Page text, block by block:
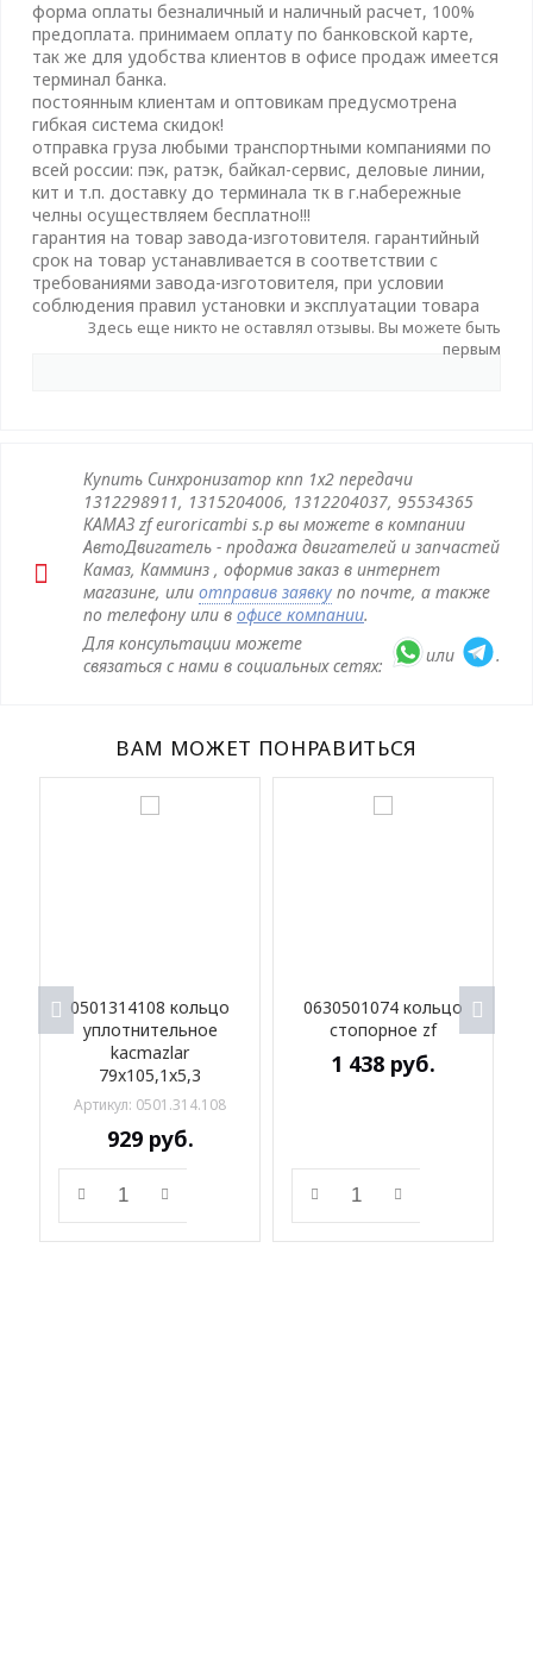
форма оплаты безналичный и наличный расчет, 100%
предоплата. принимаем оплату по банковской карте,
так же для удобства клиентов в офисе продаж имеется
терминал банка.
постоянным клиентам и оптовикам предусмотрена
гибкая система скидок!
отправка груза любыми транспортными компаниями по
всей россии: пэк, ратэк, байкал-сервис, деловые линии,
кит и т.п. доставку до терминала тк в г.набережные
челны осуществляем бесплатно!!!
гарантия на товар завода-изготовителя. гарантийный
срок на товар устанавливается в соответствии с
требованиями завода-изготовителя, при условии
соблюдения правил установки и эксплуатации товара
Здесь еще никто не оставлял отзывы. Вы можете быть
первым
Купить Синхронизатор кпп 1х2 передачи
1312298911, 1315204006, 1312204037, 95534365
КАМАЗ zf euroricambi s.p вы можете в компании
АвтоДвигатель - продажа двигателей и запчастей
Камаз, Камминз , оформив заказ в интернет
магазине, или отправив заявку по почте, а также
по телефону или в офисе компании.
Для консультации можете
связаться с нами в социальных сетях:
или .
ВАМ МОЖЕТ ПОНРАВИТЬСЯ
0501314108 кольцо
уплотнительное
kacmazlar
79x105,1x5,3
Артикул: 0501.314.108
929 руб.
0630501074 кольцо
стопорное zf
1 438 руб.